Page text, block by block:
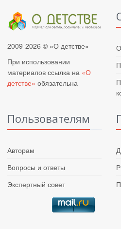
2009-2026 © «О детстве»
При использовании
материалов ссылка на «О
детстве» обязательна
Пользователям
Авторам
Вопросы и ответы
Экспертный совет